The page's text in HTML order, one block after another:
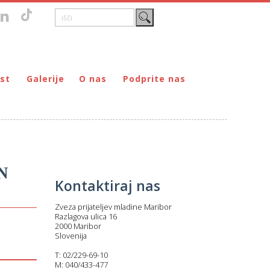
prijateljev mladine Maribor
Galerije O nas
Poslanstvo
Prostovoljci
Transparentnost delovanja
Podprite nas
DONIRAJ – za pravne osebe
Kontaktiraj nas
Zveza prijateljev mladine Maribor
Razlagova ulica 16
2000 Maribor
Slovenija
T: 02/229-69-10
M: 040/433-477